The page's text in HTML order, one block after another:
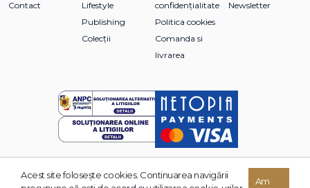
Contact
Lifestyle
Publishing
Colecții
confidențialitate
Politica cookies
Comanda si
livrarea
Newsletter
© 2026 Grupul Editorial TREI. Toate drepturile rezervate.
Acest site foloseşte cookies. Continuarea navigării
Am